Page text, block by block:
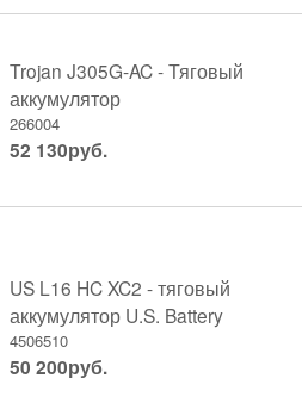
Trojan J305G-AC - Тяговый
аккумулятор
266004
52 130руб.
US L16 HC XC2 - тяговый
аккумулятор U.S. Battery
4506510
50 200руб.